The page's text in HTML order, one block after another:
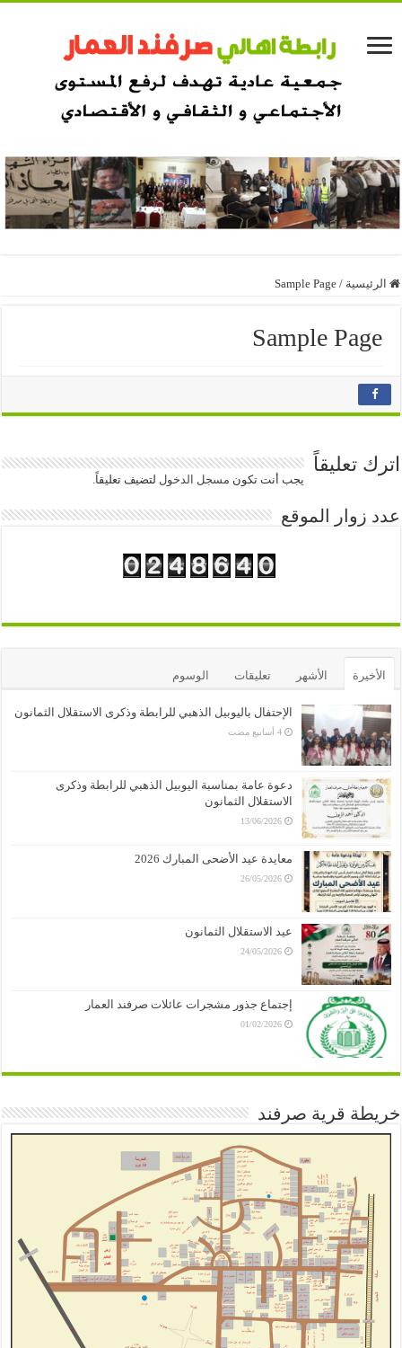
الرئيسية /
Sample Page
Sample Page
اترك تعليقاً
يجب أنت تكون مسجل الدخول لتضيف تعليقاً.
عدد زوار الموقع
الأخيرة الأشهر تعليقات الوسوم
الإحتفال باليوبيل الذهبي للرابطة وذكرى الاستقلال الثمانون
‏4 أسابيع مضت
دعوة عامة بمناسبة اليوبيل الذهبي للرابطة وذكرى
الاستقلال الثمانون
13/06/2026
معايدة عيد الأضحى المبارك 2026
26/05/2026
عيد الاستقلال الثمانون
24/05/2026
إجتماع جذور مشجرات عائلات صرفند العمار
01/02/2026
خريطة قرية صرفند